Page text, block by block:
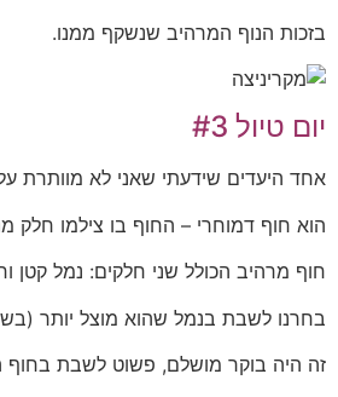
בזכות הנוף המרהיב שנשקף ממנו.
יום טיול #3
אחד היעדים שידעתי שאני לא מוותרת
הוא חוף דמוחרי – החוף בו צילמו
חוף מרהיב הכולל שני חלקים: נמל קטן
בחרנו לשבת בנמל שהוא מוצל יותר
זה היה בוקר מושלם, פשוט לשבת בחוף